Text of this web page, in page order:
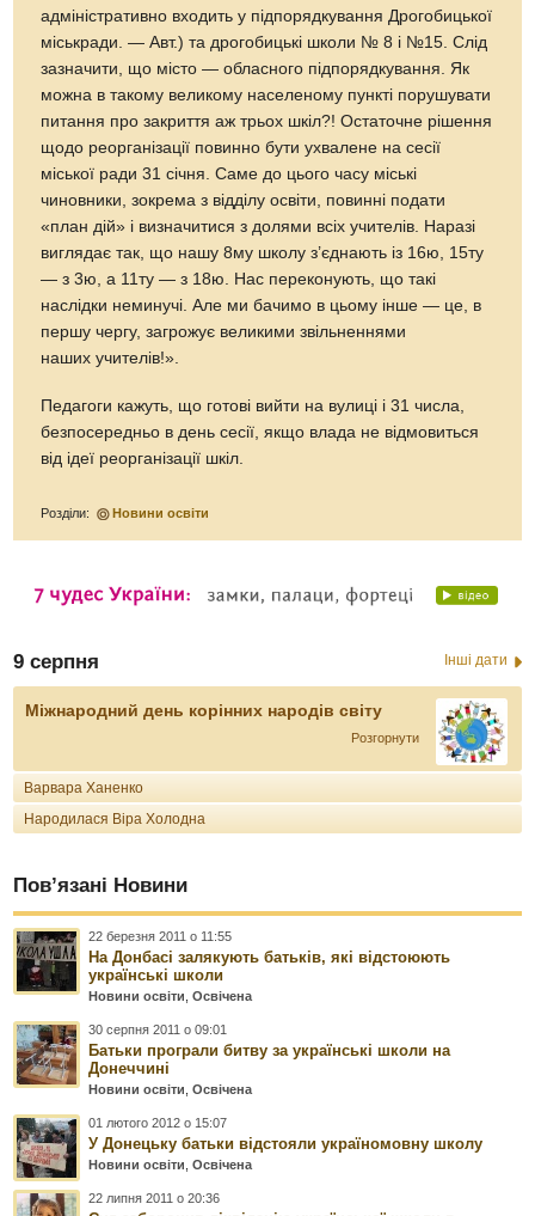
адміністративно входить у підпорядкування Дрогобицької
міськради. — Авт.) та дрогобицькі школи № 8 і №15. Слід
зазначити, що місто — обласного підпорядкування. Як
можна в такому великому населеному пункті порушувати
питання про закриття аж трьох шкіл?! Остаточне рішення
щодо реорганізації повинно бути ухвалене на сесії
міської ради 31 січня. Саме до цього часу міські
чиновники, зокрема з відділу освіти, повинні подати
«план дій» і визначитися з долями всіх учителів. Наразі
виглядає так, що нашу 8­му школу з’єднають із 16­ю, 15­ту
— з 3­ю, а 11­ту — з 18­ю. Нас переконують, що такі
наслідки неминучі. Але ми бачимо в цьому інше — це, в
першу чергу, загрожує великими звільненнями
наших учителів!».
Педагоги кажуть, що готові вийти на вулиці і 31 числа,
безпосередньо в день сесії, якщо влада не відмовиться
від ідеї реорганізації шкіл.
Розділи: Новини освіти
9 серпня Інші дати
Міжнародний день корінних народів світу
Розгорнути
Варвара Ханенко
Народилася Віра Холодна
Пов’язані Новини
22 березня 2011 о 11:55
На Донбасі залякують батьків, які відстоюють
українські школи
Новини освіти ,Освічена
30 серпня 2011 о 09:01
Батьки програли битву за українські школи на
Донеччині
Новини освіти ,Освічена
01 лютого 2012 о 15:07
У Донецьку батьки відстояли україномовну школу
Новини освіти ,Освічена
22 липня 2011 о 20:36